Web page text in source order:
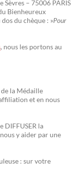
Sèvres – 75006 PARIS
Bienheureux
du chèque : »Pour
, nous les portons au
la Médaille
et en nous
DIFFUSER la
y aider par une
: sur votre